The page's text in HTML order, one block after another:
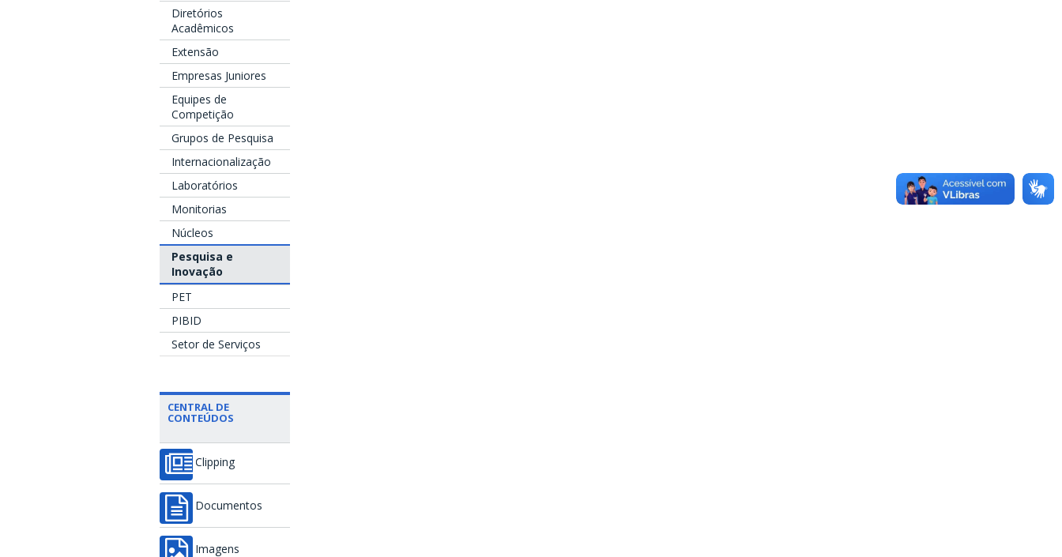
Diretórios
Acadêmicos
Extensão
Empresas Juniores
Equipes de
Competição
Grupos de Pesquisa
Internacionalização
Laboratórios
Monitorias
Núcleos
Pesquisa e
Inovação
PET
PIBID
Setor de Serviços
CENTRAL DE
CONTEÚDOS
Clipping
Documentos
Imagens